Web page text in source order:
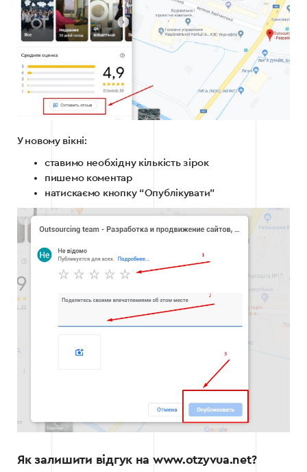
У новому вікні:
ставимо необхідну кількість зірок
пишемо коментар
натискаємо кнопку “Опублікувати”
Як залишити відгук на www.otzyvua.net?